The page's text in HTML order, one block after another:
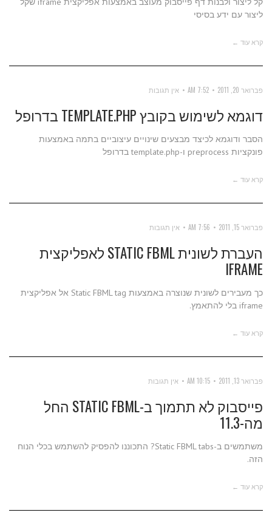
ליצור עם ידע בסיסי
קרא עוד ←
פברואר 20, 2011 7:52 AM אין תגובות
דוגמא לשימוש בקובץ TEMPLATE.PHP בדרופל
הסבר ודוגמא לכיצד מבצעים שינויים עיצוביים בתמה באמצעות
פונקציות preprocess ו-template.php בדרופל
קרא עוד ←
פברואר 15, 2011 7:56 AM אין תגובות
העברת לשונית STATIC FBML לאפליקצית
IFRAME
כך מעבירים לשונית שנוצרה באמצעות Static FBML tag אל אפליקצית
iframe בלי להתאמץ.
קרא עוד ←
פברואר 13, 2011 10:15 AM אין תגובות
פייסבוק לא תתמוך ב-STATIC FBML החל
מה-11.3
משתמשים ב-Static FBML tabs? התכוננו להפסיק להשתמש בכלי הנוח
הזה.
קרא עוד ←